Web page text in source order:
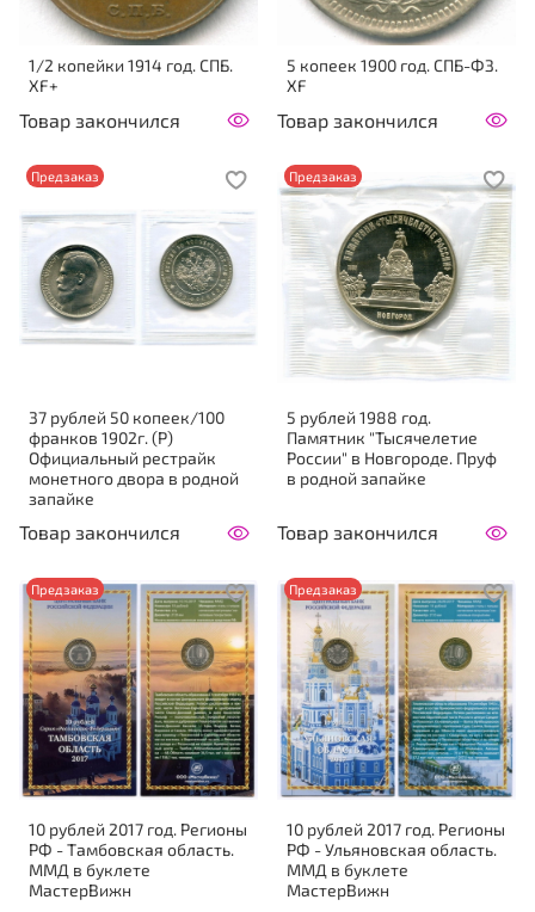
1/2 копейки 1914 год. СПБ.
XF+
Товар закончился
5 копеек 1900 год. СПБ-ФЗ.
XF
Товар закончился
Предзаказ
37 рублей 50 копеек/100
франков 1902г. (Р)
Официальный рестрайк
монетного двора в родной
запайке
Товар закончился
Предзаказ
5 рублей 1988 год.
Памятник "Тысячелетие
России" в Новгороде. Пруф
в родной запайке
Товар закончился
Предзаказ
10 рублей 2017 год. Регионы
РФ - Тамбовская область.
ММД в буклете
МастерВижн
Предзаказ
10 рублей 2017 год. Регионы
РФ - Ульяновская область.
ММД в буклете
МастерВижн